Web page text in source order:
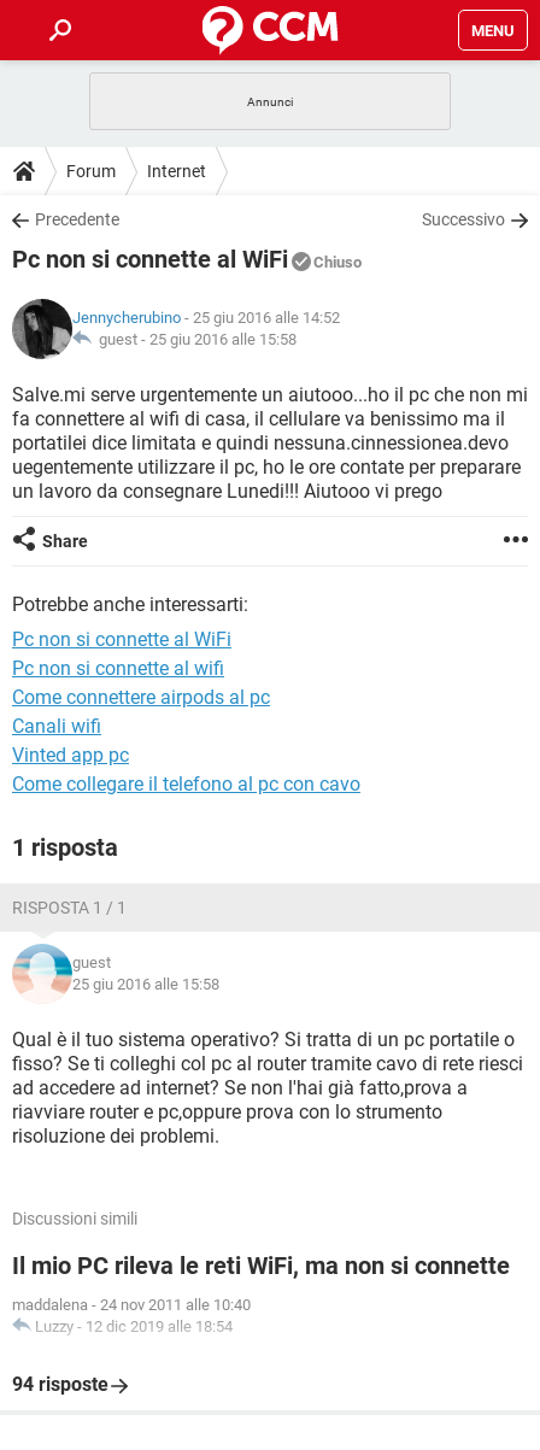
MENU
INTRATTENIMENTO
iOS
INSTAGRAM WHATSAPP
TIKTOK
HARDWARE
GUIDE
COVID-19
INSTAGRAM WHATSAPP
TIKTOK
HARDWARE
DOWNLOAD
COVID-19 GAMING
INTRATTENIMENTO
iOS WINDOWS 10
INSTAGRAM WHATSAPP
TIKTOK FACEBOOK
HARDWARE
COVID-19 GAMING
INTRATTENIMENTO
iOS WINDOWS 10
INSTAGRAM WHATSAPP
TIKTOK FACEBOOK
HARDWARE
GLOSSARIO
COVID-19 GAMING
INTRATTENIMENTO ANDROID
iOS WINDOWS 10
TIKTOK
Forum Internet
Precedente Successivo
Pc non si connette al WiFi Chiuso
Jennycherubino - 25 giu 2016 alle 14:52
guest - 25 giu 2016 alle 15:58
Salve.mi serve urgentemente un aiutooo...ho il pc che non mi
fa connettere al wifi di casa, il cellulare va benissimo ma il
portatilei dice limitata e quindi nessuna.cinnessionea.devo
uegentemente utilizzare il pc, ho le ore contate per preparare
un lavoro da consegnare Lunedi!!! Aiutooo vi prego
Share
Potrebbe anche interessarti:
Pc non si connette al WiFi
Pc non si connette al wifi
Come connettere airpods al pc
Canali wifi
Vinted app pc
Come collegare il telefono al pc con cavo
1 risposta
RISPOSTA 1 / 1
guest
25 giu 2016 alle 15:58
Qual è il tuo sistema operativo? Si tratta di un pc portatile o
fisso? Se ti colleghi col pc al router tramite cavo di rete riesci
ad accedere ad internet? Se non l'hai già fatto,prova a
riavviare router e pc,oppure prova con lo strumento
risoluzione dei problemi.
Discussioni simili
Il mio PC rileva le reti WiFi, ma non si connette
maddalena - 24 nov 2011 alle 10:40
Luzzy - 12 dic 2019 alle 18:54
94 risposte